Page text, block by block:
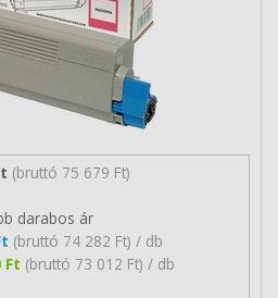
(bruttó 75 679 Ft)
darabos ár
(bruttó 74 282 Ft) / db
Ft (bruttó 73 012 Ft) / db